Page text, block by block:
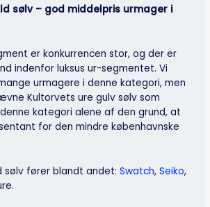
sølv – god middelpris urmager i
er konkurrencen stor, og der er
indenfor luksus ur-segmentet. Vi
urmagere i denne kategori, men
Kultorvets ure gulv sølv som
kategori alene af den grund, at
for den mindre københavnske
sølv fører blandt andet:Swatch,Seiko,